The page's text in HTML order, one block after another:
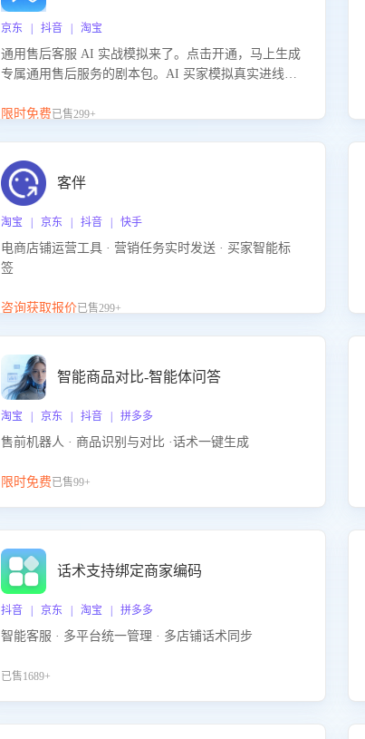
京东 | 抖音 | 淘宝
通用售后客服 AI 实战模拟来了。点击开通，马上生成
专属通用售后服务的剧本包。AI 买家模拟真实进线咨
咨询等售后场景的应对要点，轻松提升服务能力。
限时免费已售299+
客伴
淘宝 | 京东 | 抖音 | 快手
电商店铺运营工具 · 营销任务实时发送 · 买家智能标
签
咨询获取报价已售299+
智能商品对比-智能体问答
淘宝 | 京东 | 抖音 | 拼多多
售前机器人 · 商品识别与对比 ·话术一键生成
限时免费已售99+
话术支持绑定商家编码
抖音 | 京东 | 淘宝 | 拼多多
智能客服 · 多平台统一管理 · 多店铺话术同步
已售1689+